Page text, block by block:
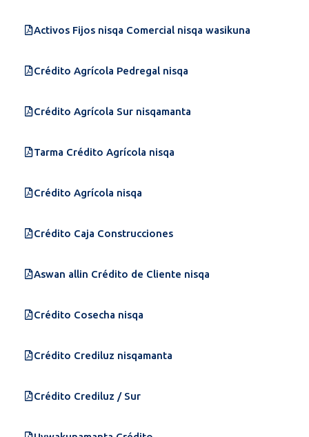
Activos Fijos nisqa Comercial nisqa wasikuna
Crédito Agrícola Pedregal nisqa
Crédito Agrícola Sur nisqamanta
Tarma Crédito Agrícola nisqa
Crédito Agrícola nisqa
Crédito Caja Construcciones
Aswan allin Crédito de Cliente nisqa
Crédito Cosecha nisqa
Crédito Crediluz nisqamanta
Crédito Crediluz / Sur